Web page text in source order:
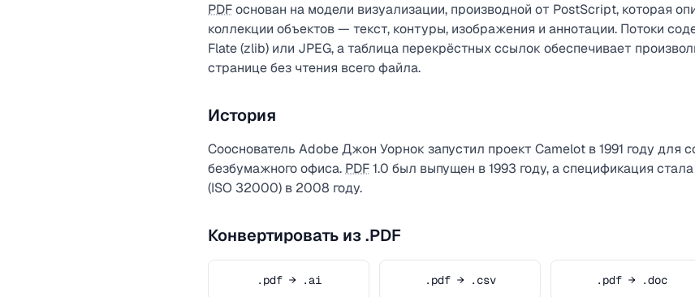
PDFоснован на модели визуализации, производной от PostScript, которая
коллекции объектов — текст, контуры, изображения и аннотации. Потоки
Flate (zlib) или JPEG, а таблица перекрёстных ссылок обеспечивает
странице без чтения всего файла.
История
Сооснователь Adobe Джон Уорнок запустил проект Camelot в 1991 году для
безбумажного офиса. PDF1.0 был выпущен в 1993 году, а спецификация
(ISO 32000) в 2008 году.
Конвертировать из .PDF
.pdf → .ai .pdf → .csv .pdf → .doc